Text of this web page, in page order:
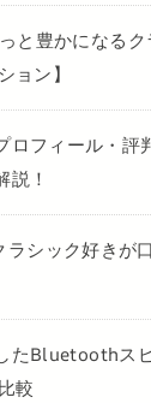
と豊かになる
ョン】
ロフィール・評
説！
シック好きが
たBluetoothス
較